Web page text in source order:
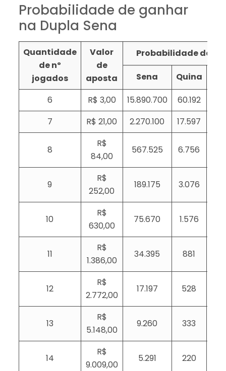
Probabilidade de ganhar
na Dupla Sena
Quantidade
de nº
jogados
Valor
de
aposta
Probabilidade de
Sena Quina
6
R$ 3,00 15.890.700 60.192
7
R$ 21,00 2.270.100 17.597
8
R$
84,00
567.525 6.756
9
R$
252,00
189.175 3.076
10
R$
630,00
75.670 1.576
11
R$
1.386,00
34.395 881
12
R$
2.772,00
17.197 528
13
R$
5.148,00
9.260 333
14
R$
9.009,00
5.291 220